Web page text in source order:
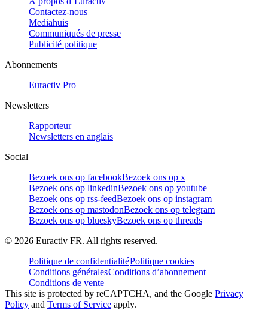
Contactez-nous
Mediahuis
Communiqués de presse
Publicité politique
Abonnements
Euractiv Pro
Newsletters
Rapporteur
Newsletters en anglais
Social
Bezoek ons op facebookBezoek ons op x
Bezoek ons op linkedinBezoek ons op youtube
Bezoek ons op rss-feedBezoek ons op instagram
Bezoek ons op mastodonBezoek ons op telegram
Bezoek ons op blueskyBezoek ons op threads
© 2026 Euractiv FR. All rights reserved.
Politique de confidentialitéPolitique cookies
Conditions généralesConditions d’abonnement
Conditions de vente
This site is protected by reCAPTCHA, and the Google Privacy
Policy and Terms of Service apply.